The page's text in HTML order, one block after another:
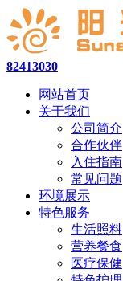
82413030
网站首页
关于我们
公司简介
合作伙伴
入住指南
常见问题
环境展示
特色服务
生活照料
营养餐食
医疗保健